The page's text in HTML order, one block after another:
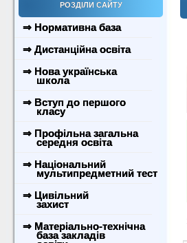
РОЗДІЛИ САЙТУ
⇒ Нормативна база
⇒ Дистанційна освіта
⇒ Нова українська
школа
⇒ Вступ до першого
класу
⇒ Профільна загальна
середня освіта
⇒ Національний
мультипредметний тест
⇒ Цивільний
захист
⇒ Матеріально-технічна
база закладів